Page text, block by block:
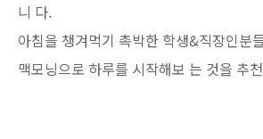
니 다.
아침을 챙겨먹기 촉박한 학생&직장인분
맥모닝으로 하루를 시작해보 는 것을 추